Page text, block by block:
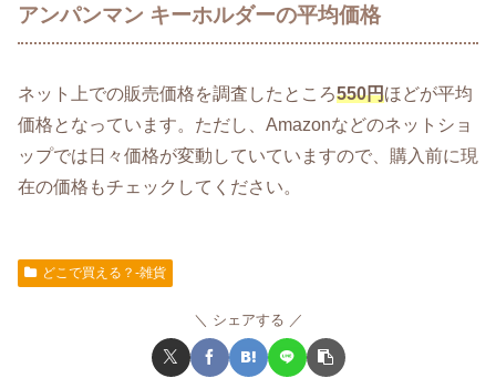
アンパンマン キーホルダーの平均価格
ネット上での販売価格を調査したところ550円ほどが平均
価格となっています。ただし、Amazonなどのネットショ
ップでは日々価格が変動していていますので、購入前に現
在の価格もチェックしてください。
どこで買える？-雑貨
シェアする